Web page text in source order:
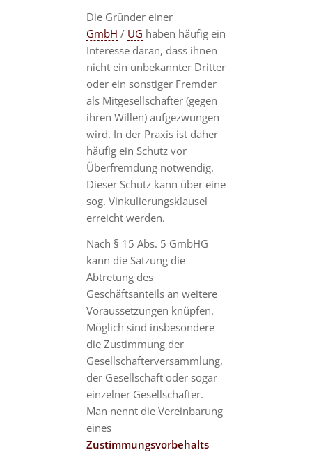
Die Gründer einer
GmbH / UG haben häufig ein
Interesse daran, dass ihnen
nicht ein unbekannter Dritter
oder ein sonstiger Fremder
als Mitgesellschafter (gegen
ihren Willen) aufgezwungen
wird. In der Praxis ist daher
häufig ein Schutz vor
Überfremdung notwendig.
Dieser Schutz kann über eine
sog. Vinkulierungsklausel
erreicht werden.
Nach § 15 Abs. 5 GmbHG
kann die Satzung die
Abtretung des
Geschäftsanteils an weitere
Voraussetzungen knüpfen.
Möglich sind insbesondere
die Zustimmung der
Gesellschafterversammlung,
der Gesellschaft oder sogar
einzelner Gesellschafter.
Man nennt die Vereinbarung
eines
Zustimmungsvorbehalts